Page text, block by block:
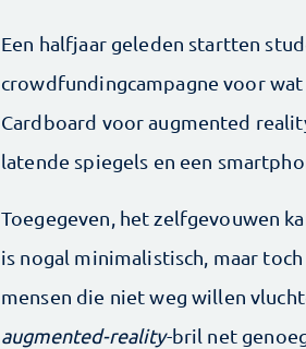
Een halfjaar geleden startten
crowdfundingcampagne voor
Cardboard voor augmented
latende spiegels en een
Toegegeven, het zelfgevouwen
is nogal minimalistisch, maar
mensen die niet weg willen
augmented-reality-­bril net